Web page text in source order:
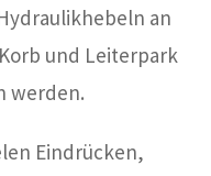
an
und Leiterpark
werden.
Eindrücken,